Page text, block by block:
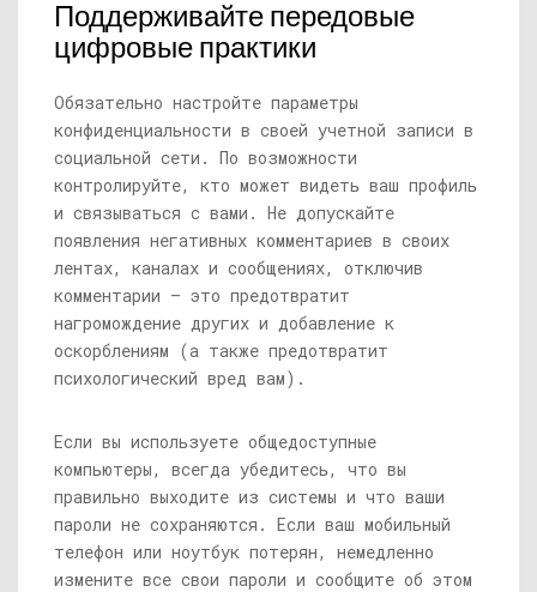
Поддерживайте передовые
цифровые практики
Обязательно настройте параметры
конфиденциальности в своей учетной записи в
социальной сети. По возможности
контролируйте, кто может видеть ваш профиль
и связываться с вами. Не допускайте
появления негативных комментариев в своих
лентах, каналах и сообщениях, отключив
комментарии — это предотвратит
нагромождение других и добавление к
оскорблениям (а также предотвратит
психологический вред вам).
Если вы используете общедоступные
компьютеры, всегда убедитесь, что вы
правильно выходите из системы и что ваши
пароли не сохраняются. Если ваш мобильный
телефон или ноутбук потерян, немедленно
измените все свои пароли и сообщите об этом